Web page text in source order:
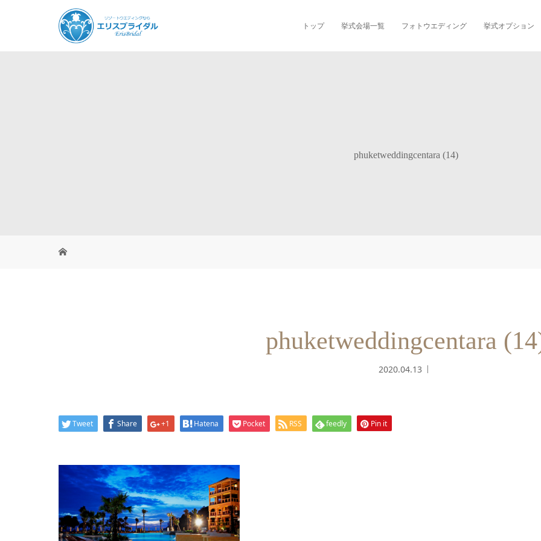
トップ 挙式会場一覧 フォトウエディング 挙式オプション
phuketweddingcentara (14)
phuketweddingcentara
2020.04.13
Tweet Share +1 Hatena Pocket RSS feedly Pin it